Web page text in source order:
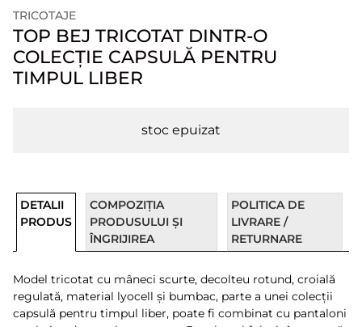
TRICOTAJE
TOP BEJ TRICOTAT DINTR-O
COLECȚIE CAPSULĂ PENTRU
TIMPUL LIBER
stoc epuizat
DETALII
PRODUS
COMPOZIȚIA
PRODUSULUI ȘI
ÎNGRIJIREA
POLITICA DE
LIVRARE /
RETURNARE
Model tricotat cu mâneci scurte, decolteu rotund, croială
regulată, material lyocell și bumbac, parte a unei colecții
capsulă pentru timpul liber, poate fi combinat cu pantaloni